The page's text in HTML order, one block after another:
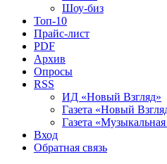
Шоу-биз
Топ-10
Прайс-лист
PDF
Архив
Опросы
RSS
ИД «Новый Взгляд»
Газета «Новый
Газета
Вход
Обратная связь